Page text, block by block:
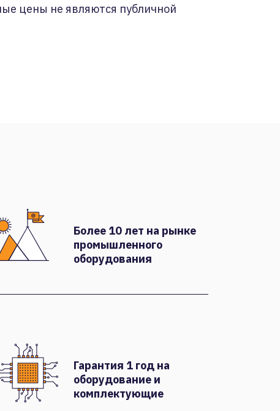
цены не являются публичной
Более 10 лет на рынке
промышленного
оборудования
Гарантия 1 год на
оборудование и
комплектующие